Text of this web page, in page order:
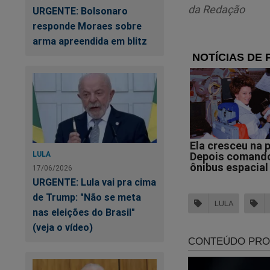
URGENTE: Bolsonaro
responde Moraes sobre
arma apreendida em blitz
LULA
17/06/2026
URGENTE: Lula vai pra cima
de Trump: "Não se meta
nas eleições do Brasil"
(veja o vídeo)
tentou destruir a
https://
sistema-tentou-
Contamos com
da Redação
LULA